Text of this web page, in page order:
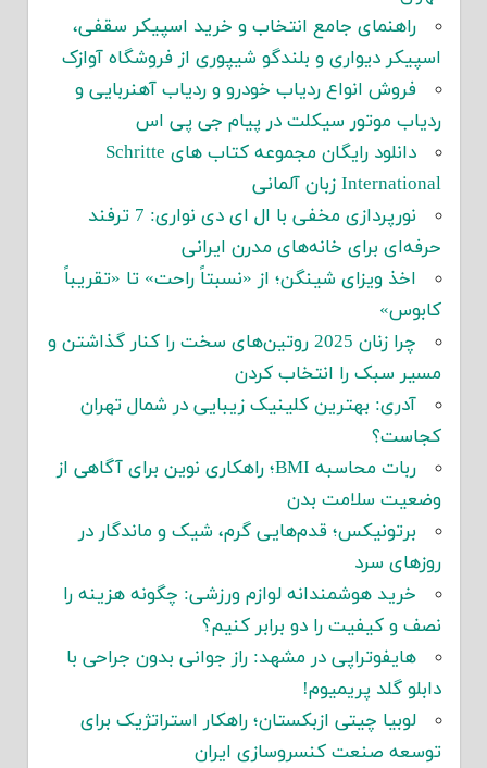
راهنمای جامع انتخاب و خرید اسپیکر سقفی،
اسپیکر دیواری و بلندگو شیپوری از فروشگاه آوازک
فروش انواع ردیاب خودرو و ردیاب آهنربایی و
ردیاب موتور سیکلت در پیام جی پی اس
دانلود رایگان مجموعه کتاب های Schritte
International زبان آلمانی
نورپردازی مخفی با ال ای دی نواری: 7 ترفند
حرفه‌ای برای خانه‌های مدرن ایرانی
اخذ ویزای شینگن؛ از «نسبتاً راحت» تا «تقریباً
کابوس»
چرا زنان 2025 روتین‌های سخت را کنار گذاشتن و
مسیر سبک را انتخاب کردن
آدری: بهترین کلینیک زیبایی در شمال تهران
کجاست؟
ربات محاسبه BMI؛ راهکاری نوین برای آگاهی از
وضعیت سلامت بدن
برتونیکس؛ قدم‌هایی گرم، شیک و ماندگار در
روزهای سرد
خرید هوشمندانه لوازم ورزشی: چگونه هزینه را
نصف و کیفیت را دو برابر کنیم؟
هایفوتراپی در مشهد: راز جوانی بدون جراحی با
دابلو گلد پریمیوم!
لوبیا چیتی ازبکستان؛ راهکار استراتژیک برای
توسعه صنعت کنسروسازی ایران